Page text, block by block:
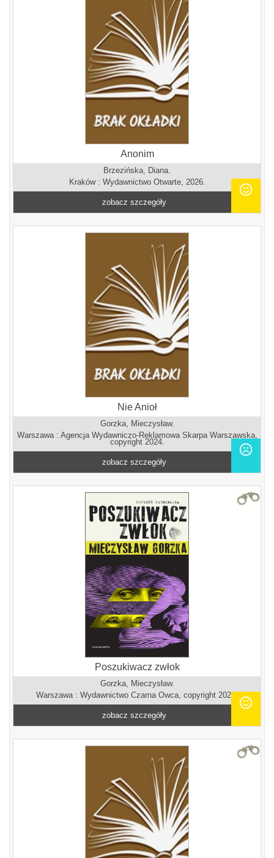
Anonim
Brzezińska, Diana.
Kraków : Wydawnictwo Otwarte, 2026.
zobacz szczegóły
Nie Anioł
Gorzka, Mieczysław.
Warszawa : Agencja Wydawniczo-Reklamowa Skarpa Warszawska,
copyright 2024.
zobacz szczegóły
Poszukiwacz zwłok
Gorzka, Mieczysław.
Warszawa : Wydawnictwo Czarna Owca, copyright 2023.
zobacz szczegóły